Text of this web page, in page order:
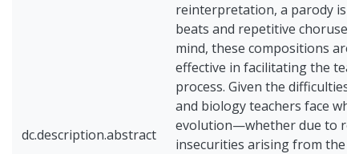
dc.description.abstract
reinterpretation, a parody is
beats and repetitive
mind, these compositions are
effective in facilitating the
process. Given the difficulties
and biology teachers face
evolution—whether due to
insecurities arising from the